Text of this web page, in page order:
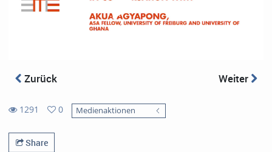
Zurück Weiter
1291
views
0
favorites
Medienaktionen
Share